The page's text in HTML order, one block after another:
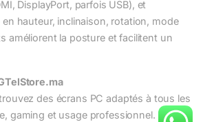
DisplayPort, parfois USB), et
en hauteur, inclinaison, rotation, mode
améliorent la posture et facilitent un
des écrans PC adaptés à tous les
gaming et usage professionnel. Filtrez